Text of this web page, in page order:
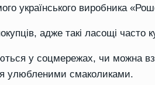
українського виробника
адже такі ласощі часто
у соцмережах, чи можна
улюбленими смаколиками.